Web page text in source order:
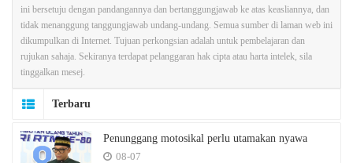
ini bersetuju dengan pandangannya dan bertanggungjawab ke atas keasliannya, dan
tidak menanggung tanggungjawab undang-undang. Semua sumber di laman web ini
dikumpulkan di Internet. Tujuan perkongsian adalah untuk pembelajaran dan
rujukan sahaja. Sekiranya terdapat pelanggaran hak cipta atau harta intelek, sila
tinggalkan mesej.
Terbaru
Penunggang motosikal perlu utamakan nyawa
08-07